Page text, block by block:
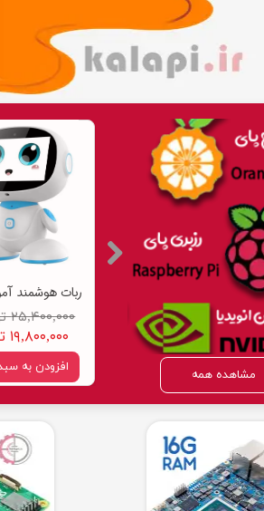
۲۵,۴۰۰,۰۰۰ تومان
۱۹,۸۰۰,۰۰۰ تومان
افزودن به
۲,۱۵۰,۰۰۰ تومان
۱,۹۰۰,۰۰۰ تومان
افزودن به سبد خریدمشاهده همه